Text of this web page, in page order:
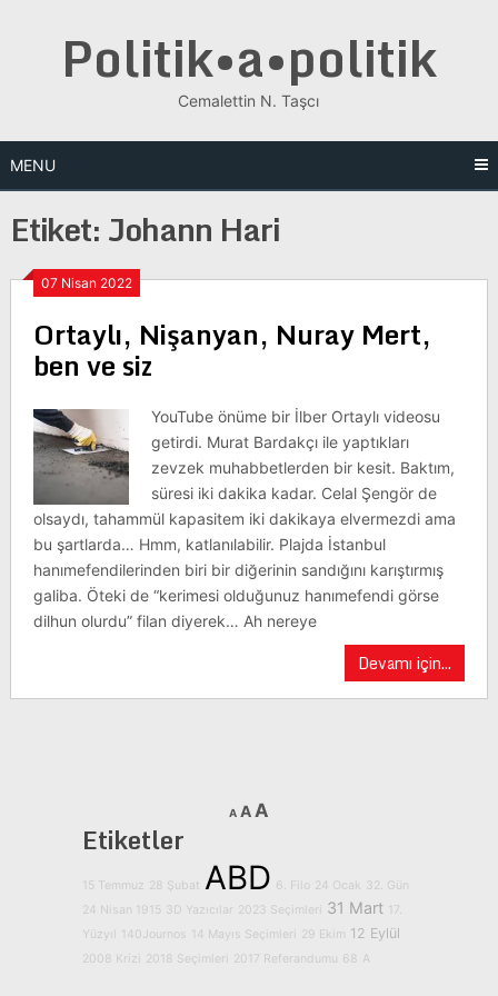
Politik•a•politik
Cemalettin N. Taşcı
MENU
Etiket:Johann Hari
07 Nisan 2022
Ortaylı, Nişanyan, Nuray Mert,
ben ve siz
YouTube önüme bir İlber Ortaylı videosu
getirdi. Murat Bardakçı ile yaptıkları
zevzek muhabbetlerden bir kesit. Baktım,
süresi iki dakika kadar. Celal Şengör de
olsaydı, tahammül kapasitem iki dakikaya elvermezdi ama
bu şartlarda… Hmm, katlanılabilir. Plajda İstanbul
hanımefendilerinden biri bir diğerinin sandığını karıştırmış
galiba. Öteki de “kerimesi olduğunuz hanımefendi görse
dilhun olurdu” filan diyerek… Ah nereye
Devamı için...
A AA
Etiketler
15 Temmuz 28 Şubat ABD 6. Filo 24 Ocak 32. Gün
24 Nisan 1915 3D Yazıcılar 2023 Seçimleri 31 Mart 17.
Yüzyıl
140Journos 14 Mayıs Seçimleri 29 Ekim 12 Eylül
2008 Krizi 2018 Seçimleri 2017 Referandumu 68 A